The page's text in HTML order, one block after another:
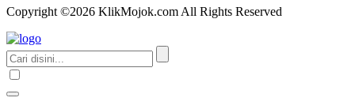
Copyright ©2026 KlikMojok.com All Rights Reserved